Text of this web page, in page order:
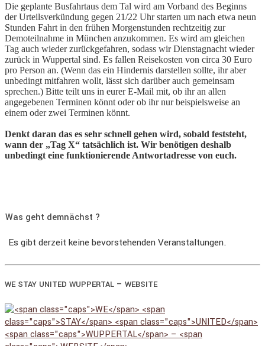
Die geplante Busfahrtaus dem Tal wird am Vorband des Beginns
der Urteilsverkündung gegen 21/22 Uhr starten um nach etwa neun
Stunden Fahrt in den frühen Morgenstunden rechtzeitig zur
Demoteilnahme in München anzukommen. Es wird am gleichen
Tag auch wieder zurückgefahren, sodass wir Dienstagnacht wieder
zurück in Wuppertal sind. Es fallen Reisekosten von circa 30 Euro
pro Person an. (Wenn das ein Hindernis darstellen sollte, ihr aber
unbedingt mitfahren wollt, lässt sich darüber auch gemeinsam
sprechen.) Bitte teilt uns in eurer E-Mail mit, ob ihr an allen
angegebenen Terminen könnt oder ob ihr nur beispielsweise an
einem oder zwei Terminen könnt.
Denkt daran das es sehr schnell gehen wird, sobald feststeht,
wann der „Tag X“ tatsächlich ist. Wir benötigen deshalb
unbedingt eine funktionierende Antwortadresse von euch.
Was geht demnächst ?
Es gibt derzeit keine bevorstehenden Veranstaltungen.
WE STAY UNITED WUPPERTAL – WEBSITE